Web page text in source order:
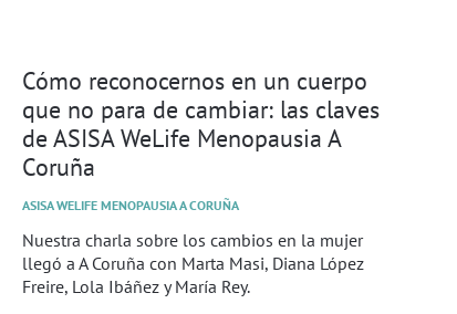
Cómo reconocernos en un cuerpo
que no para de cambiar: las claves
de ASISA WeLife Menopausia A
Coruña
ASISA WELIFE MENOPAUSIA A CORUÑA
Nuestra charla sobre los cambios en la mujer
llegó a A Coruña con Marta Masi, Diana López
Freire, Lola Ibáñez y María Rey.